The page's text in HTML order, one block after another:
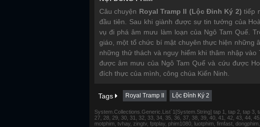
Câu chuyện Royal Tramp II (Lộc Đỉnh Ký 2) tiếp
đầu tiên. Sau khi giành được sự tin tưởng của
vụ đi phá âm mưu làm loạn của Ngô Tam Quế.
giáo, một tổ chức bí mật chuyên thực hiện những
những thử thách và nguy hiểm khi thâm nhập
được âm mưu của Ngô Tam Quế và cứu được
đích thực của mình, công chúa Kiến Ninh.
Tags Royal Tramp II Lộc Đỉnh Ký 2
System.Collections.Generic.List`1[System.String] tap 1, tap 2, tap 3,
27, 28, 29, 30, 31, 32, 33, 34, 35, 36, 37, 38, 39, 40, 41, 42, 43, 44,
motphim, tvhay, zingtv, fptplay, phim1080, luotphim, fimfast,